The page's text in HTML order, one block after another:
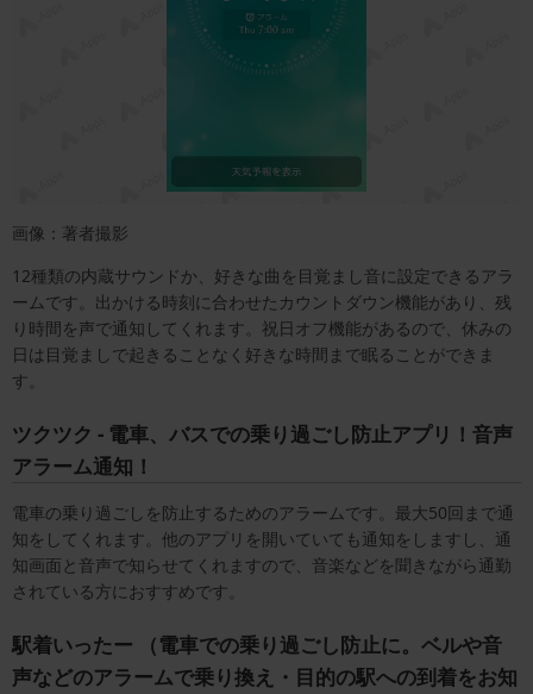
画像：著者撮影
12種類の内蔵サウンドか、好きな曲を目覚まし音に設定できるアラ
ームです。出かける時刻に合わせたカウントダウン機能があり、残
り時間を声で通知してくれます。祝日オフ機能があるので、休みの
日は目覚ましで起きることなく好きな時間まで眠ることができま
す。
ツクツク - 電車、バスでの乗り過ごし防止アプリ！音声
アラーム通知！
電車の乗り過ごしを防止するためのアラームです。最大50回まで通
知をしてくれます。他のアプリを開いていても通知をしますし、通
知画面と音声で知らせてくれますので、音楽などを聞きながら通勤
されている方におすすめです。
駅着いったー （電車での乗り過ごし防止に。ベルや音
声などのアラームで乗り換え・目的の駅への到着をお知